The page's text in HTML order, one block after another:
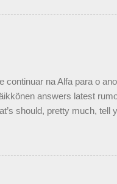
de Piquet", admitiu
explicou,
continuar na Alfa para o
answers latest
should, pretty much, tell
na F1. What is it like to
— Formula